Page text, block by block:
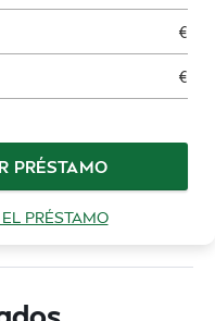
€
€
PRÉSTAMO
PRÉSTAMO